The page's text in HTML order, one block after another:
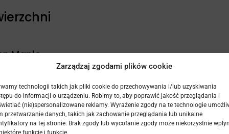
Zarządzaj zgodami plików cookie
technologii takich jak pliki cookie do przechowywania i/lub uzyskiwania
do informacji o urządzeniu. Robimy to, aby poprawić jakość przeglądania i
(nie)spersonalizowane reklamy. Wyrażenie zgody na te technologie
przetwarzanie danych, takich jak zachowanie przeglądania lub unikalne
na tej stronie. Brak zgody lub wycofanie zgody może niekorzystnie
funkcje i funkcje.
Maple
Maple to doskonały wybór do mniejszych
doda konstrukcji świeżości.
zastosowaniu klipsów mocowanych od spodu,
płynność wizualną – rysunek powierzchni jest